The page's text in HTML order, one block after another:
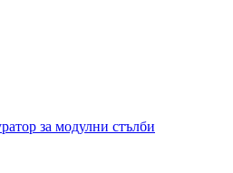
за модулни стълби